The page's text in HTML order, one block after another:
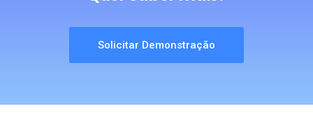
Solicitar Demonstração